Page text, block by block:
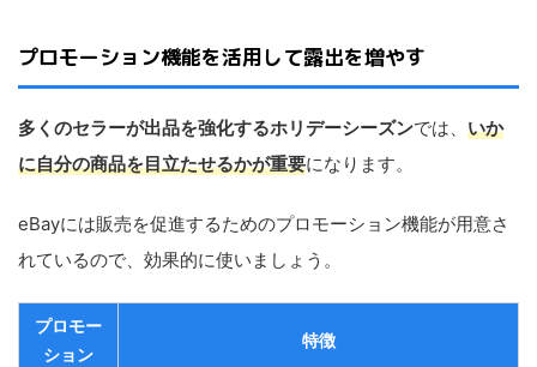
プロモーション機能を活用して露出を増やす
多くのセラーが出品を強化するホリデーシーズンでは、 いか
に自分の商品を目立たせるかが重要になります。
eBayには販売を促進するためのプロモーション機能が用意さ
れているので、効果的に使いましょう。
プロモー
ション
特徴